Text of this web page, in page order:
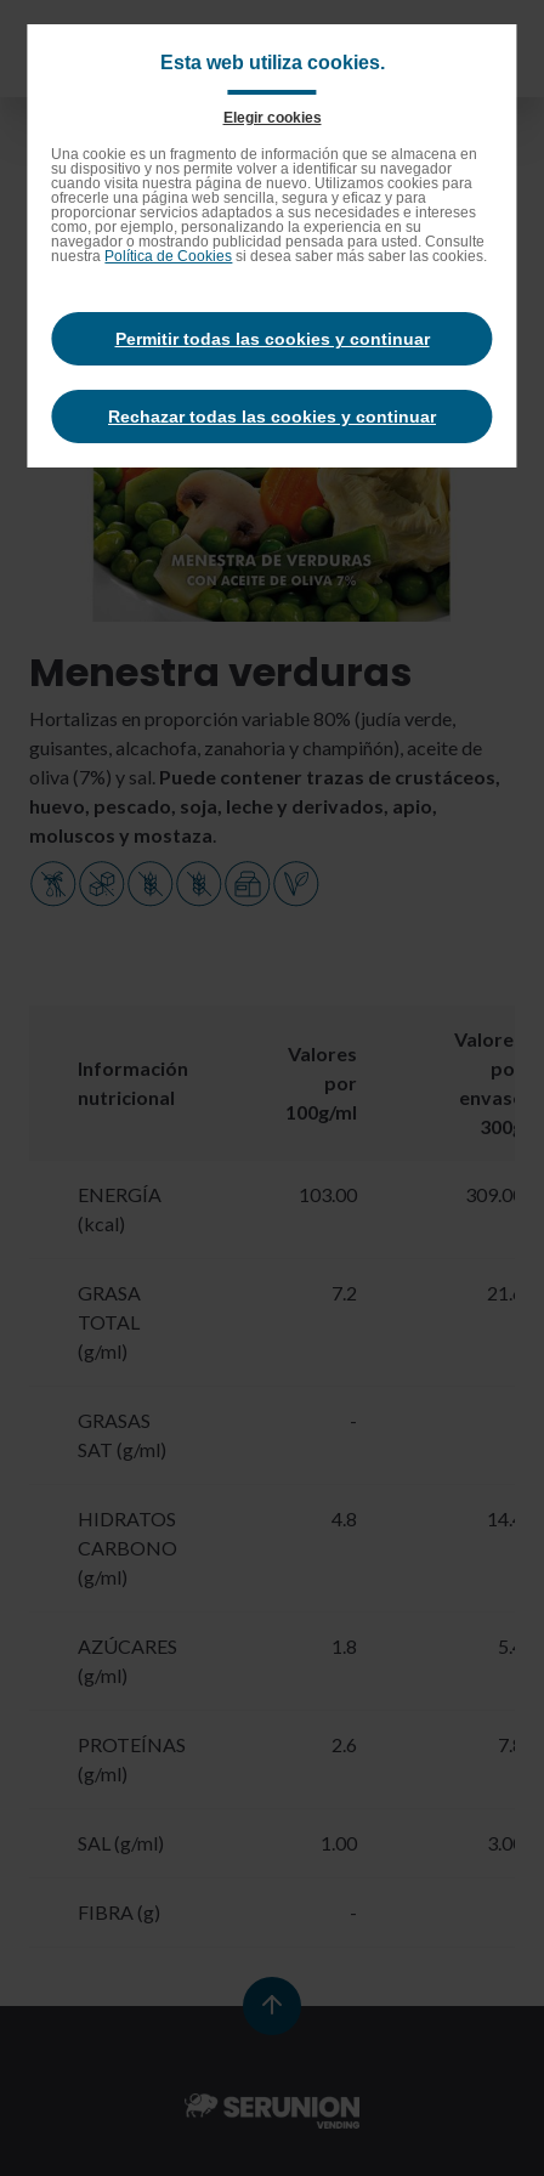
Menestra verduras
Hortalizas en proporción variable 80% (judía verde,
guisantes, alcachofa, zanahoria y champiñón), aceite de
oliva (7%) y sal. Puede contener trazas de crustáceos,
huevo, pescado, soja, leche y derivados, apio,
moluscos y mostaza.
Información
nutricional
Valores
por
100g/ml
Valores
por
envase
300g
ENERGÍA
(kcal)
103.00 309.00
GRASA
TOTAL
(g/ml)
7.2 21.6
GRASAS
SAT (g/ml)
-
HIDRATOS
CARBONO
(g/ml)
4.8 14.4
AZÚCARES
(g/ml)
1.8 5.4
PROTEÍNAS
(g/ml)
2.6 7.8
SAL (g/ml) 1.00 3.00
FIBRA (g) -
Esta web utiliza cookies.
Elegir cookies
Una cookie es un fragmento de información que se almacena en
su dispositivo y nos permite volver a identificar su navegador
cuando visita nuestra página de nuevo. Utilizamos cookies para
ofrecerle una página web sencilla, segura y eficaz y para
proporcionar servicios adaptados a sus necesidades e intereses
como, por ejemplo, personalizando la experiencia en su
navegador o mostrando publicidad pensada para usted. Consulte
nuestra Política de Cookies si desea saber más saber las cookies.
Permitir todas las cookies y continuar
Rechazar todas las cookies y continuar